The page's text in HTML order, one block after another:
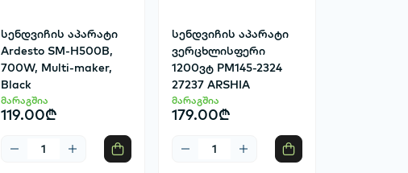
სენდვიჩის აპარატი
Ardesto SM-H500B,
700W, Multi-maker,
Black
მარაგშია
119.00₾
სენდვიჩის აპარატი
ვერცხლისფერი
1200ვტ PM145-2324
27237 ARSHIA
მარაგშია
179.00₾